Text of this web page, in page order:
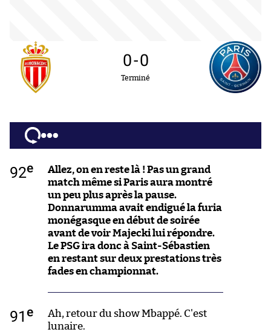
0-0
Terminé
92e
Allez, on en reste là ! Pas un grand
match même si Paris aura montré
un peu plus après la pause.
Donnarumma avait endigué la furia
monégasque en début de soirée
avant de voir Majecki lui répondre.
Le PSG ira donc à Saint-Sébastien
en restant sur deux prestations très
fades en championnat.
91 e
Ah, retour du show Mbappé. C'est
lunaire.